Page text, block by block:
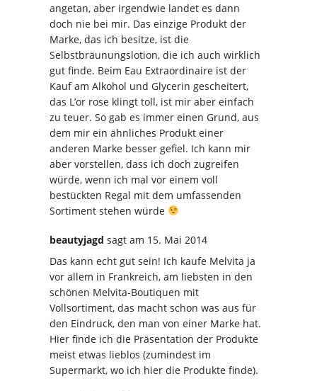
angetan, aber irgendwie landet es dann
doch nie bei mir. Das einzige Produkt der
Marke, das ich besitze, ist die
Selbstbräunungslotion, die ich auch wirklich
gut finde. Beim Eau Extraordinaire ist der
Kauf am Alkohol und Glycerin gescheitert,
das L’or rose klingt toll, ist mir aber einfach
zu teuer. So gab es immer einen Grund, aus
dem mir ein ähnliches Produkt einer
anderen Marke besser gefiel. Ich kann mir
aber vorstellen, dass ich doch zugreifen
würde, wenn ich mal vor einem voll
bestückten Regal mit dem umfassenden
Sortiment stehen würde
beautyjagd sagt am 15. Mai 2014
Das kann echt gut sein! Ich kaufe Melvita ja
vor allem in Frankreich, am liebsten in den
schönen Melvita-Boutiquen mit
Vollsortiment, das macht schon was aus für
den Eindruck, den man von einer Marke hat.
Hier finde ich die Präsentation der Produkte
meist etwas lieblos (zumindest im
Supermarkt, wo ich hier die Produkte finde).